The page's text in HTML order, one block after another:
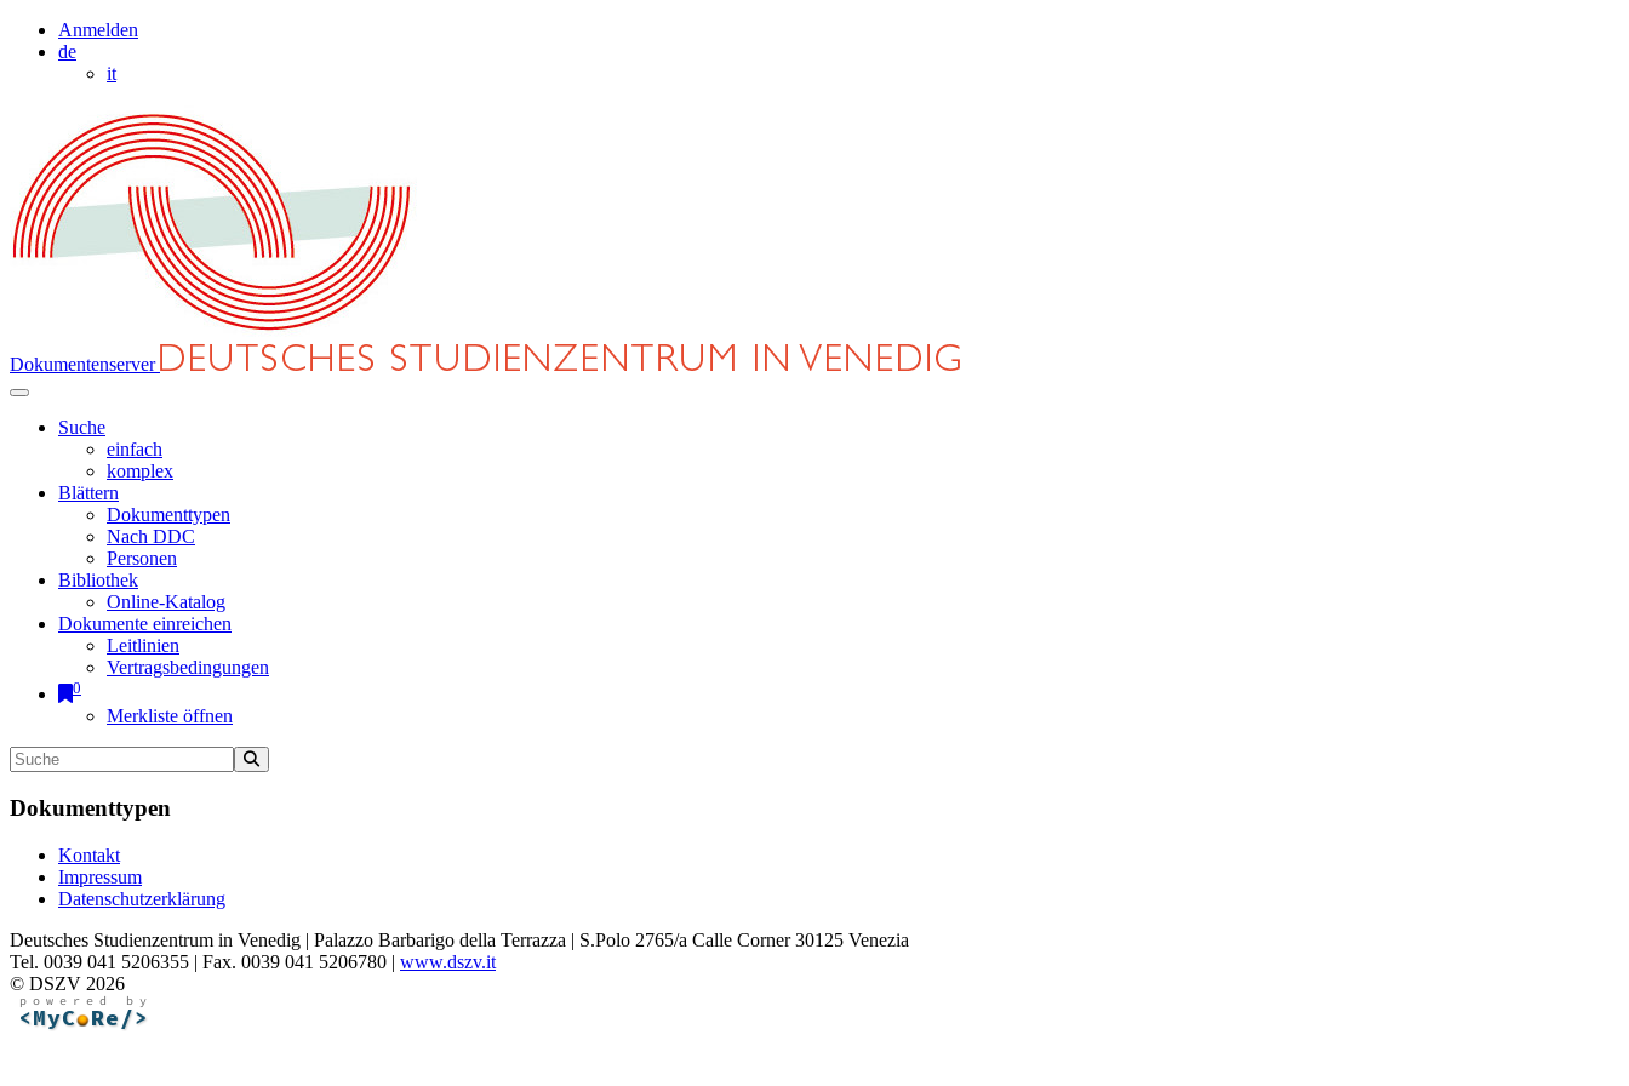
Anmelden
de
it
Dokumentenserver
Suche
einfach
komplex
Blättern
Dokumenttypen
Nach DDC
Personen
Bibliothek
Online-Katalog
Dokumente einreichen
Leitlinien
Vertragsbedingungen
0
Merkliste öffnen
Dokumenttypen
Kontakt
Impressum
Datenschutzerklärung
Deutsches Studienzentrum in Venedig | Palazzo Barbarigo della Terrazza | S.Polo 2765/a Calle Corner 30125 Venezia
Tel. 0039 041 5206355 | Fax. 0039 041 5206780 | www.dszv.it
© DSZV 2026